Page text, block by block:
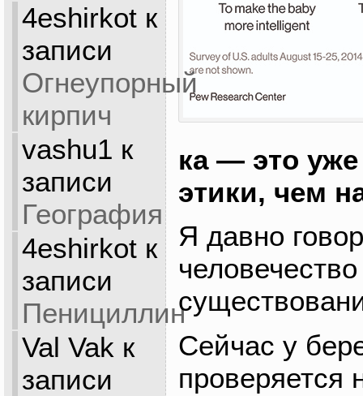
4eshirkotк
записи
Огнеупорный
кирпич
vashu1 к
записи
География
4eshirkotк
записи
Пенициллин
Val Vak к
записи
ка — это
этики, чем
Я давно
Сейчас у
проверяется